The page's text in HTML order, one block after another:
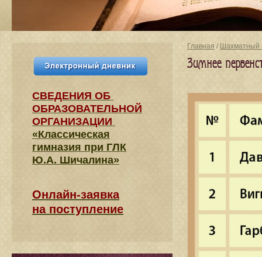
Главная / Шахматный
Зимнее
СВЕДЕНИЯ​ ОБ
ОБРАЗОВАТЕЛЬНОЙ
ОРГАНИЗАЦИИ
«Классическая
гимназия при ГЛК
Ю.А. Шичалина»
Онлайн-заявка
на поступление